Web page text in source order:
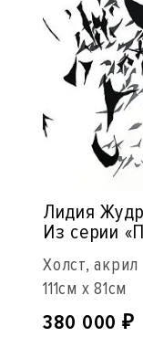
Лидия
Из серии
Холст, акрил
111см x 81см
380 000 ₽